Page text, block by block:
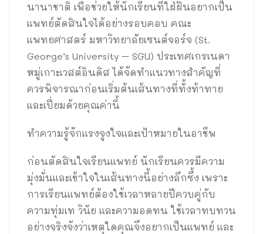
นานาชาติ เพื่อช่วยให้นักเรียนที่ใฝ่ฝันอยากเป็น
แพทย์ตัดสินใจได้อย่างรอบคอบ คณะ
แพทยศาสตร์ มหาวิทยาลัยเซนต์จอร์จ (St.
George’s University – SGU) ประเทศเกรเนดา
หมู่เกาะเวสต์อินดิส ได้จัดทำแนวทางสำคัญที่
ควรพิจารณาก่อนเริ่มต้นเส้นทางที่ทั้งท้าทาย
และเปี่ยมด้วยคุณค่านี้
ทำความรู้จักแรงจูงใจและเป้าหมายในอาชีพ
ก่อนตัดสินใจเรียนแพทย์ นักเรียนควรมีความ
มุ่งมั่นและเข้าใจในเส้นทางนี้อย่างลึกซึ้ง เพราะ
การเรียนแพทย์ต้องใช้เวลาหลายปีควบคู่กับ
ความทุ่มเท วินัย และความอดทน ใช้เวลาทบทวน
อย่างจริงจังว่าเหตุใดคุณจึงอยากเป็นแพทย์ และ